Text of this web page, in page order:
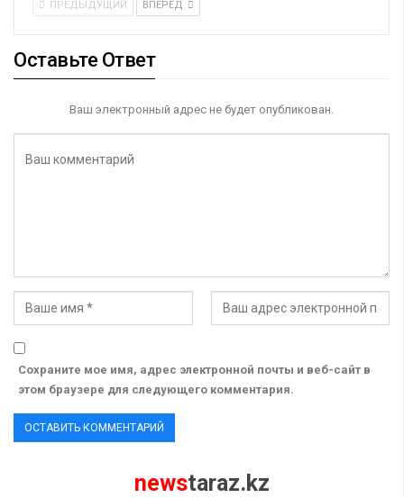
ПРЕДЫДУЩИЙ ВПЕРЕД
Оставьте Ответ
Ваш электронный адрес не будет опубликован.
Сохраните мое имя, адрес электронной почты и веб-сайт в
этом браузере для следующего комментария.
newstaraz.kz